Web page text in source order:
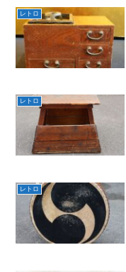
レトロ
レトロ
レトロ